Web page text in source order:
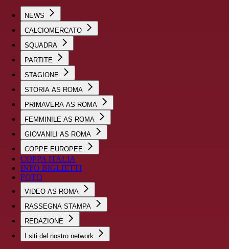
NEWS
CALCIOMERCATO
SQUADRA
PARTITE
STAGIONE
STORIA AS ROMA
PRIMAVERA AS ROMA
FEMMINILE AS ROMA
GIOVANILI AS ROMA
COPPE EUROPEE
COPPA ITALIA
INFO BIGLIETTI
FOTO
VIDEO AS ROMA
RASSEGNA STAMPA
REDAZIONE
I siti del nostro network